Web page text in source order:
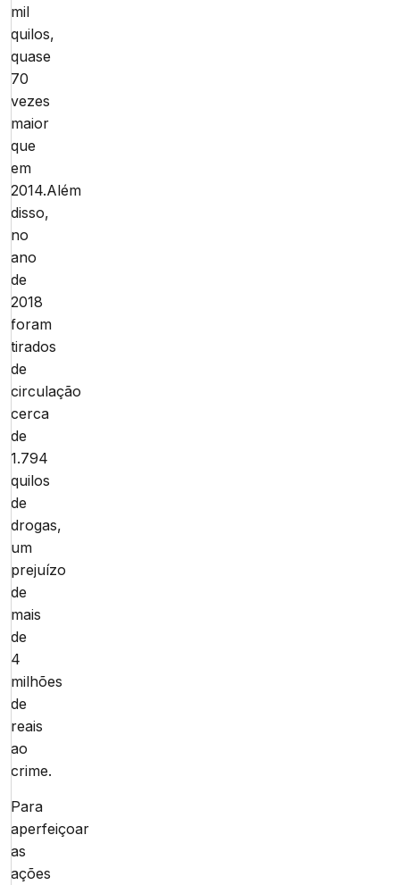
mil
quilos,
quase
70
vezes
maior
que
em
2014.Além
disso,
no
ano
de
2018
foram
tirados
de
circulação
cerca
de
1.794
quilos
de
drogas,
um
prejuízo
de
mais
de
4
milhões
de
reais
ao
crime.
Para
aperfeiçoar
as
ações